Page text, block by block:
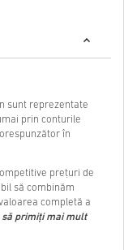
sunt reprezentate
prin conturile
în
prețuri de
să combinăm
completă a
să primiți mai mult